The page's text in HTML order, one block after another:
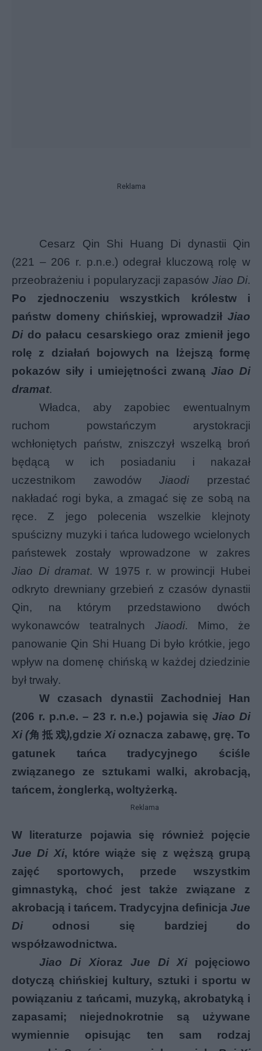
Reklama
Cesarz Qin Shi Huang Di dynastii Qin
(221 – 206 r. p.n.e.) odegrał kluczową rolę w
przeobrażeniu i popularyzacji zapasówJiao Di.
Po zjednoczeniu wszystkich królestw i
państw domeny chińskiej, wprowadził Jiao
Dido pałacu cesarskiego oraz zmienił jego
rolę z działań bojowych na lżejszą formę
pokazów siły i umiejętności zwanąJiao Di
dramat.
Władca, aby zapobiec ewentualnym
ruchom powstańczym arystokracji
wchłoniętych państw, zniszczył wszelką broń
będącą w ich posiadaniu i nakazał
uczestnikom zawodówJiaodiprzestać
nakładać rogi byka, a zmagać się ze sobą na
ręce. Z jego polecenia wszelkie klejnoty
spuścizny muzyki i tańca ludowego wcielonych
państewek zostały wprowadzone w zakres
Jiao Di dramat. W 1975 r. w prowincji Hubei
odkryto drewniany grzebień z czasów dynastii
Qin, na którym przedstawiono dwóch
wykonawców teatralnych Jiaodi. Mimo, że
panowanie Qin Shi Huang Di było krótkie, jego
wpływ na domenę chińską w każdej dziedzinie
był trwały.
W czasach dynastii Zachodniej Han
(206 r. p.n.e. – 23 r. n.e.) pojawia sięJiao Di
Xi (角 抵 戏),gdzie Xioznacza zabawę, grę. To
gatunek tańca tradycyjnego ściśle
związanego ze sztukami walki, akrobacją,
tańcem, żonglerką, woltyżerką.
Reklama
W literaturze pojawia się również pojęcie
Jue Di Xi, które wiąże się z węższą grupą
zajęć sportowych, przede wszystkim
gimnastyką, choć jest także związane z
akrobacją i tańcem. Tradycyjna definicja Jue
Diodnosi się bardziej do
współzawodnictwa.
Jiao Di Xioraz Jue Di Xipojęciowo
dotyczą chińskiej kultury, sztuki i sportu w
powiązaniu z tańcami, muzyką, akrobatyką i
zapasami; niejednokrotnie są używane
wymiennie opisując ten sam rodzaj